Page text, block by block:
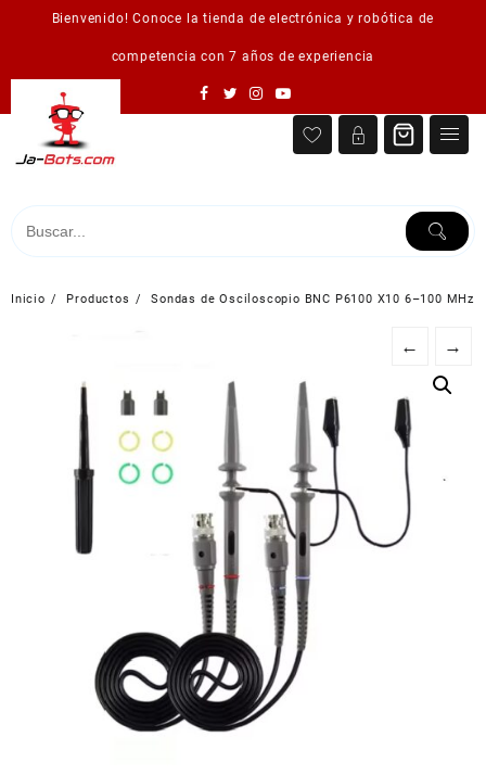
Bienvenido! Conoce la tienda de electrónica y robótica de
competencia con 7 años de experiencia
Inicio Productos Sondas de Osciloscopio BNC P6100 X10 6–100 MHz
← →